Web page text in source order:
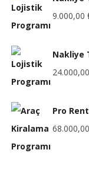
9.000,00
Nakliye
24.000,00
Pro
68.000,00